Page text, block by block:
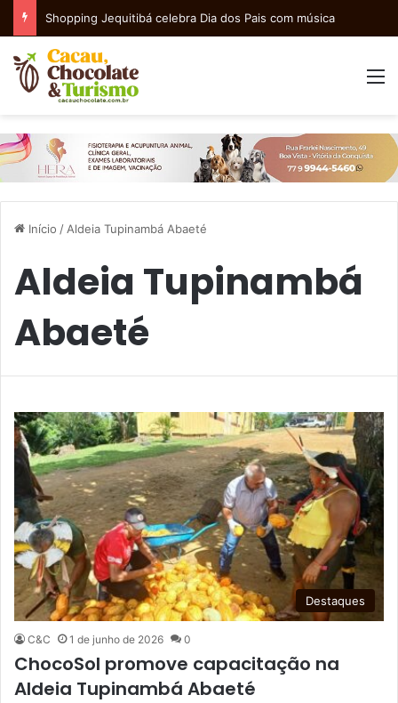
Shopping Jequitibá celebra Dia dos Pais com música
Início /Aldeia Tupinambá Abaeté
Aldeia Tupinambá
Abaeté
Destaques
C&C 1 de junho de 2026 0
ChocoSol promove capacitação na
Aldeia Tupinambá Abaeté